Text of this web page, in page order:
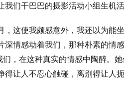
们干巴巴的摄影活动小组生机活
，这使我颇感意外，我还以为能
深情感动着我们，那种朴素的情
们，在这种真实的情感中陶醉。
得让人不忍心触碰，离别得让人扼